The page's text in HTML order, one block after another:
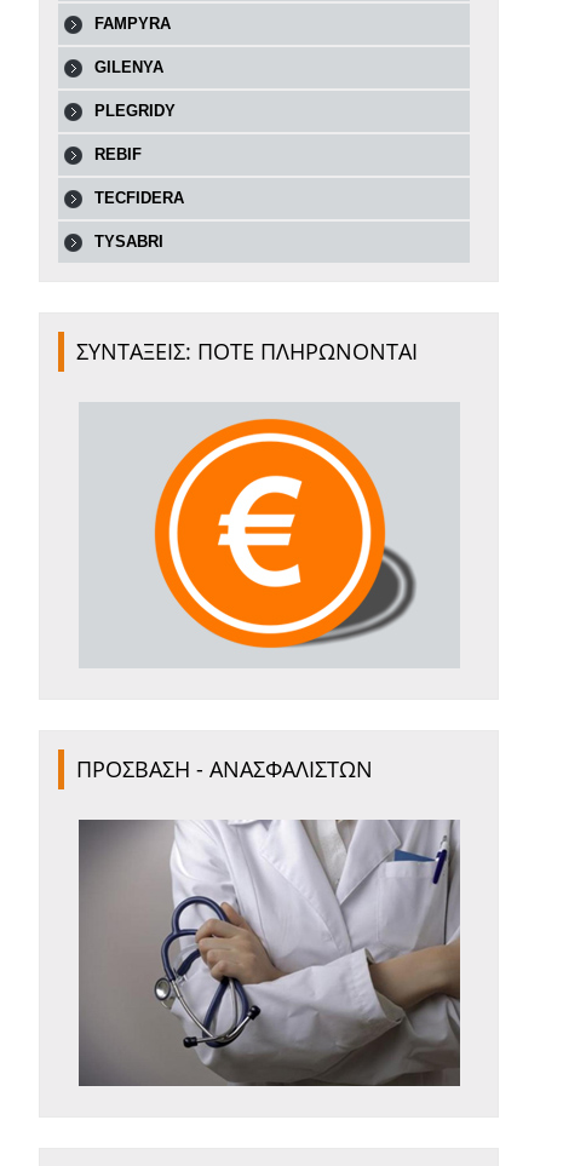
FAMPYRA
GILENYA
PLEGRIDY
REBIF
TECFIDERA
TYSABRI
ΣΥΝΤΑΞΕΙΣ: ΠΟΤΕ ΠΛΗΡΩΝΟΝΤΑΙ
ΠΡΟΣΒΑΣΗ - ΑΝΑΣΦΑΛΙΣΤΩΝ